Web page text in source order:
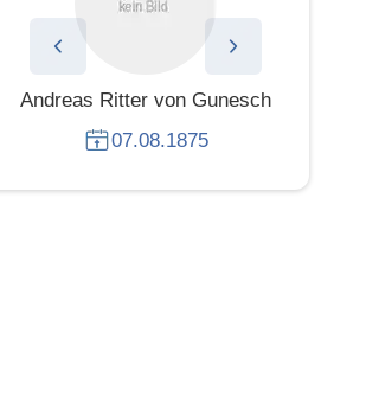
Andreas Ritter von Gunesch
07.08.1875